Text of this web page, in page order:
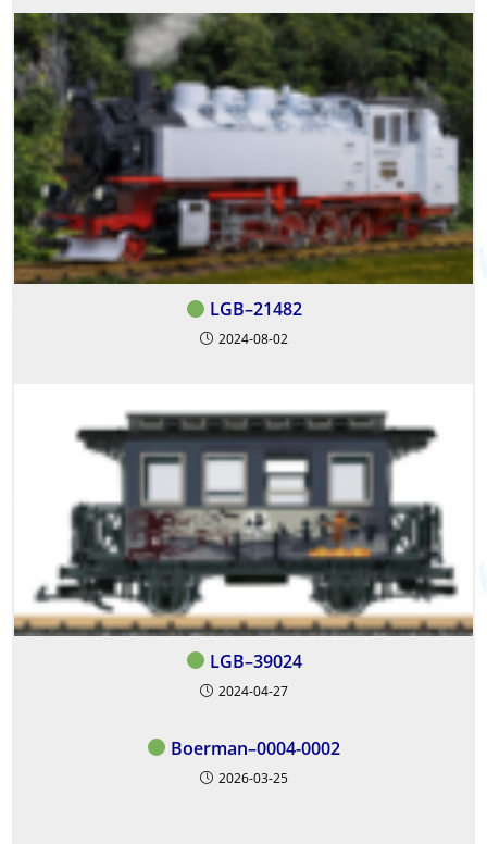
LGB–21482
2024-08-02
LGB–39024
2024-04-27
Boerman–0004-0002
2026-03-25